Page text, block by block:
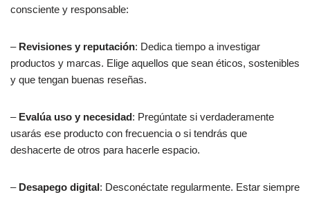
consciente y responsable:
– Revisiones y reputación: Dedica tiempo a investigar
productos y marcas. Elige aquellos que sean éticos, sostenibles
y que tengan buenas reseñas.
– Evalúa uso y necesidad: Pregúntate si verdaderamente
usarás ese producto con frecuencia o si tendrás que
deshacerte de otros para hacerle espacio.
– Desapego digital: Desconéctate regularmente. Estar siempre